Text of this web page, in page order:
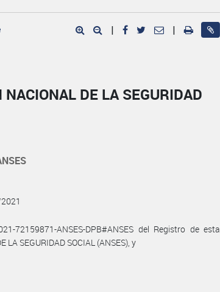
| |
DE LA SEGURIDAD
72159871-ANSES-DPB#ANSES del Registro de esta
LA SEGURIDAD SOCIAL (ANSES), y